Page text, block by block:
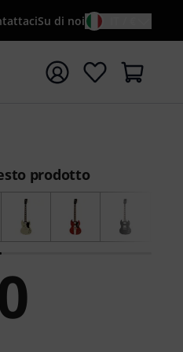
Su di noi
{searchTerm}
prodotto